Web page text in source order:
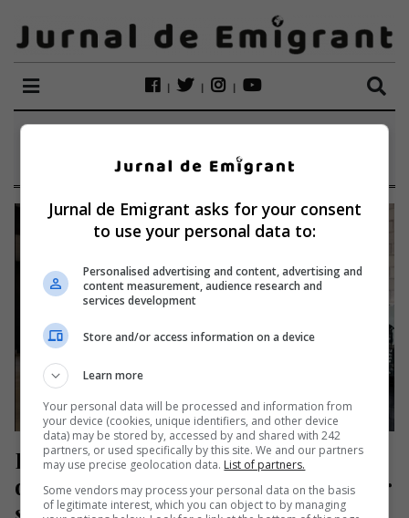
FRIZERITA
Româncă de succes în străinătate: A
deschis mai multe saloane de coafor
și frizerie
Jurnal de Emigrant asks for your consent
to use your personal data to:
Personalised advertising and content, advertising and
content measurement, audience research and
services development
Store and/or access information on a device
Learn more
Your personal data will be processed and information from
your device (cookies, unique identifiers, and other device
data) may be stored by, accessed by and shared with 242
partners, or used specifically by this site. We and our partners
may use precise geolocation data. List of partners.
Some vendors may process your personal data on the basis
of legitimate interest, which you can object to by managing